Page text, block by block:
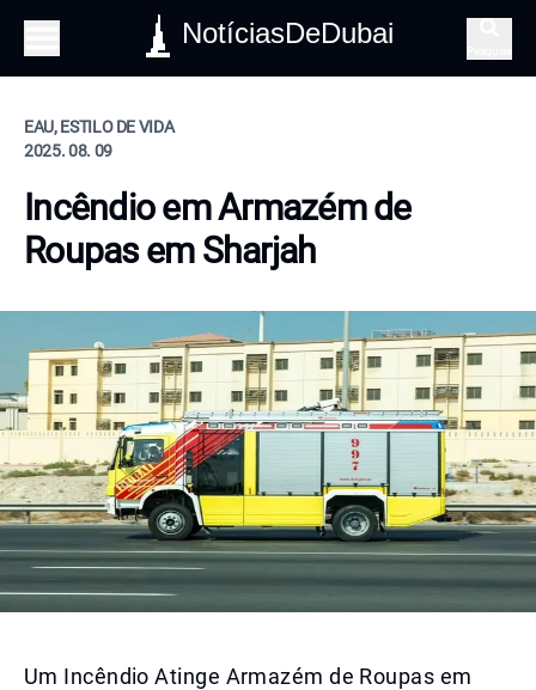
NotíciasDeDubai
EAU, ESTILO DE VIDA
2025. 08. 09
Incêndio em Armazém de
Roupas em Sharjah
Um Incêndio Atinge Armazém de Roupas em